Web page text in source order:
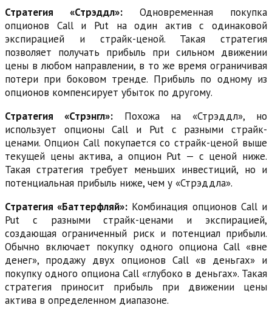
Стратегия «Стрэддл»: Одновременная покупка
опционов Call и Put на один актив с одинаковой
экспирацией и страйк-ценой. Такая стратегия
позволяет получать прибыль при сильном движении
цены в любом направлении, в то же время ограничивая
потери при боковом тренде. Прибыль по одному из
опционов компенсирует убыток по другому.
Стратегия «Стрэнгл»:Похожа на «Стрэддл», но
использует опционы Call и Put с разными страйк-
ценами. Опцион Call покупается со страйк-ценой выше
текущей цены актива, а опцион Put — с ценой ниже.
Такая стратегия требует меньших инвестиций, но и
потенциальная прибыль ниже, чем у «Стрэддла».
Стратегия «Баттерфляй»: Комбинация опционов Call и
Put с разными страйк-ценами и экспирацией,
создающая ограниченный риск и потенциал прибыли.
Обычно включает покупку одного опциона Call «вне
денег», продажу двух опционов Call «в деньгах» и
покупку одного опциона Call «глубоко в деньгах». Такая
стратегия приносит прибыль при движении цены
актива в определенном диапазоне.